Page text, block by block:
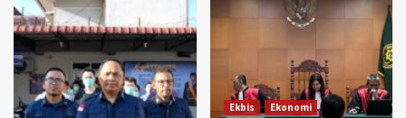
Ekbis
Ekonomi